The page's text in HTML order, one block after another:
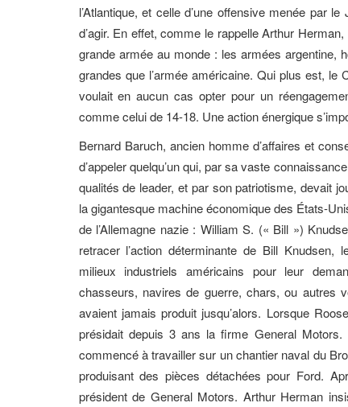
l’Atlantique, et celle d’une offensive menée par
d’agir. En effet, comme le rappelle Arthur
grande armée au monde : les armées argentine,
grandes que l’armée américaine. Qui plus est, le
voulait en aucun cas opter pour un
comme celui de 14-18. Une action énergique
Bernard Baruch, ancien homme d’affaires et
d’appeler quelqu’un qui, par sa vaste
qualités de leader, et par son patriotisme, devait
la gigantesque machine économique des États-
de l’Allemagne nazie : William S. (« Bill »)
retracer l’action déterminante de Bill Knudsen,
milieux industriels américains pour leur
chasseurs, navires de guerre, chars, ou autres
avaient jamais produit jusqu’alors. Lorsque
présidait depuis 3 ans la firme General Motors.
commencé à travailler sur un chantier naval du
produisant des pièces détachées pour Ford.
président de General Motors. Arthur Herman